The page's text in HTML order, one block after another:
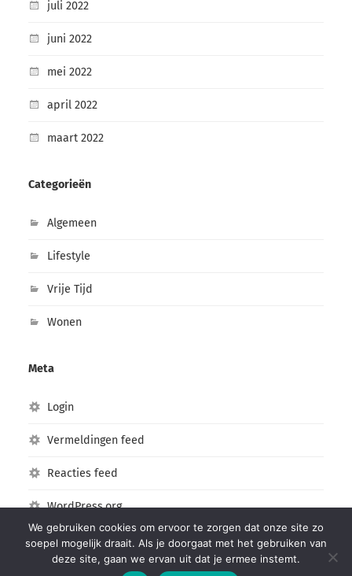
juli 2022
juni 2022
mei 2022
april 2022
maart 2022
Categorieën
Algemeen
Lifestyle
Vrije Tijd
Wonen
Meta
Login
Vermeldingen feed
Reacties feed
WordPress.org
We gebruiken cookies om ervoor te zorgen dat onze site zo
soepel mogelijk draait. Als je doorgaat met het gebruiken van
deze site, gaan we ervan uit dat je ermee instemt.